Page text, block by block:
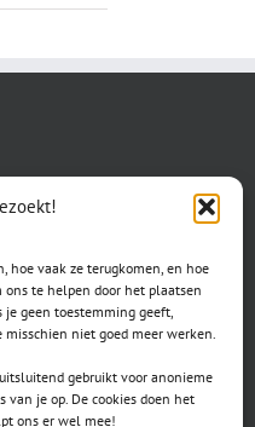
hoe vaak ze terugkomen, en hoe
te helpen door het plaatsen
geen toestemming geeft,
niet goed meer werken.
gebruikt voor anonieme
van je op. De cookies doen het
ons er wel mee!